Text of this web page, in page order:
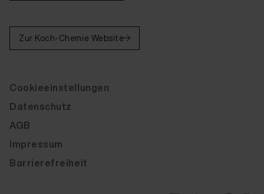
Zur Koch-Chemie Website
Cookieeinstellungen
Datenschutz
AGB
Impressum
Barrierefreiheit